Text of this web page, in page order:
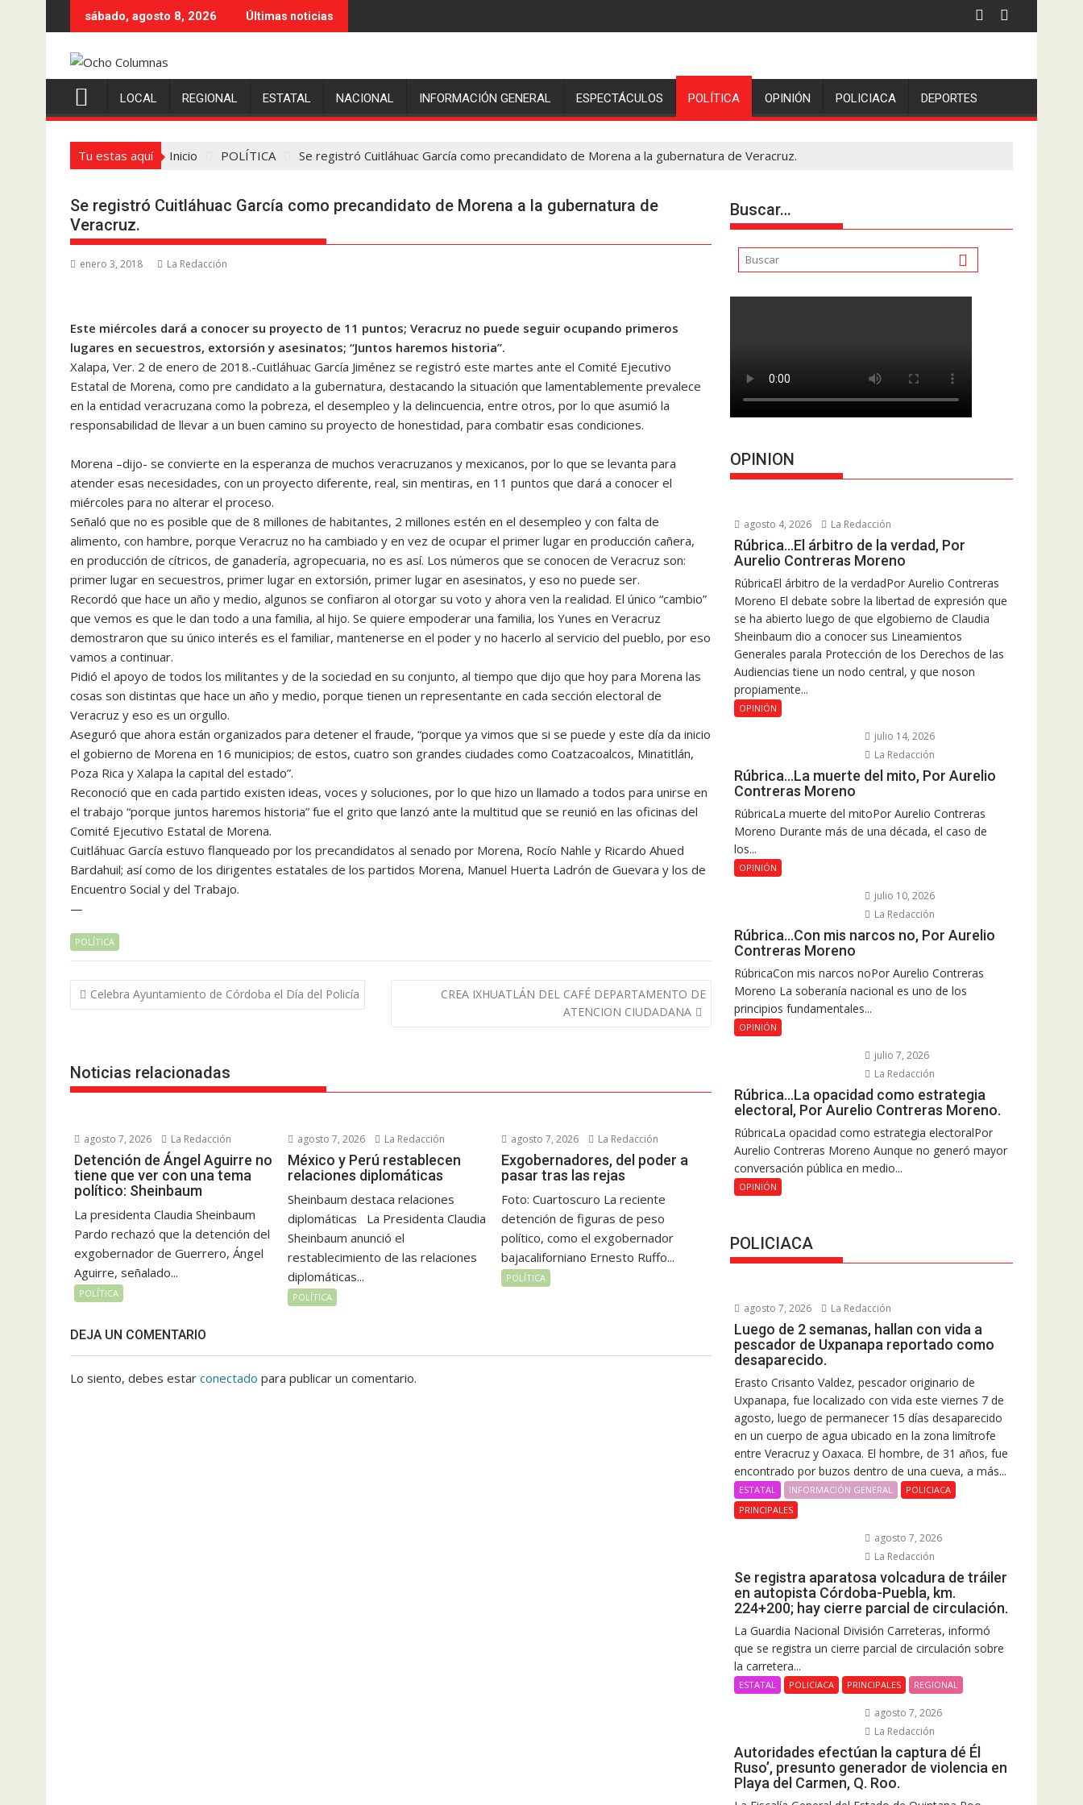
al
sábado, agosto 8, 2026 Últimas noticias
LOCAL REGIONAL ESTATAL NACIONAL INFORMACIÓN GENERAL ESPECTÁCULOS POLÍTICA OPINIÓN POLICIACA DEPORTES
Tu estas aquí Inicio POLÍTICA Se registró Cuitláhuac García como precandidato de Morena a la gubernatura de Veracruz.
Se registró Cuitláhuac García como precandidato de Morena a la gubernatura de
Veracruz.
enero 3, 2018 La Redacción
Este miércoles dará a conocer su proyecto de 11 puntos; Veracruz no puede seguir ocupando primeros
lugares en secuestros, extorsión y asesinatos; “Juntos haremos historia”.
Xalapa, Ver. 2 de enero de 2018.-Cuitláhuac García Jiménez se registró este martes ante el Comité Ejecutivo
Estatal de Morena, como pre candidato a la gubernatura, destacando la situación que lamentablemente prevalece
en la entidad veracruzana como la pobreza, el desempleo y la delincuencia, entre otros, por lo que asumió la
responsabilidad de llevar a un buen camino su proyecto de honestidad, para combatir esas condiciones.
Morena –dijo- se convierte en la esperanza de muchos veracruzanos y mexicanos, por lo que se levanta para
atender esas necesidades, con un proyecto diferente, real, sin mentiras, en 11 puntos que dará a conocer el
miércoles para no alterar el proceso.
Señaló que no es posible que de 8 millones de habitantes, 2 millones estén en el desempleo y con falta de
alimento, con hambre, porque Veracruz no ha cambiado y en vez de ocupar el primer lugar en producción cañera,
en producción de cítricos, de ganadería, agropecuaria, no es así. Los números que se conocen de Veracruz son:
primer lugar en secuestros, primer lugar en extorsión, primer lugar en asesinatos, y eso no puede ser.
Recordó que hace un año y medio, algunos se confiaron al otorgar su voto y ahora ven la realidad. El único “cambio”
que vemos es que le dan todo a una familia, al hijo. Se quiere empoderar una familia, los Yunes en Veracruz
demostraron que su único interés es el familiar, mantenerse en el poder y no hacerlo al servicio del pueblo, por eso
vamos a continuar.
Pidió el apoyo de todos los militantes y de la sociedad en su conjunto, al tiempo que dijo que hoy para Morena las
cosas son distintas que hace un año y medio, porque tienen un representante en cada sección electoral de
Veracruz y eso es un orgullo.
Aseguró que ahora están organizados para detener el fraude, “porque ya vimos que si se puede y este día da inicio
el gobierno de Morena en 16 municipios; de estos, cuatro son grandes ciudades como Coatzacoalcos, Minatitlán,
Poza Rica y Xalapa la capital del estado”.
Reconoció que en cada partido existen ideas, voces y soluciones, por lo que hizo un llamado a todos para unirse en
el trabajo “porque juntos haremos historia” fue el grito que lanzó ante la multitud que se reunió en las oficinas del
Comité Ejecutivo Estatal de Morena.
Cuitláhuac García estuvo flanqueado por los precandidatos al senado por Morena, Rocío Nahle y Ricardo Ahued
Bardahuil; así como de los dirigentes estatales de los partidos Morena, Manuel Huerta Ladrón de Guevara y los de
Encuentro Social y del Trabajo.
—
POLÍTICA
Navegación
de
Celebra Ayuntamiento de Córdoba el Día del Policía
CREA IXHUATLÁN DEL CAFÉ DEPARTAMENTO DE
ATENCION CIUDADANA
Noticias relacionadas
agosto 7, 2026 La Redacción
Detención de Ángel Aguirre no
tiene que ver con una tema
político: Sheinbaum
La presidenta Claudia Sheinbaum
Pardo rechazó que la detención del
exgobernador de Guerrero, Ángel
Aguirre, señalado...
POLÍTICA
agosto 7, 2026 La Redacción
México y Perú restablecen
relaciones diplomáticas
Sheinbaum destaca relaciones
diplomáticas La Presidenta Claudia
Sheinbaum anunció el
restablecimiento de las relaciones
diplomáticas...
POLÍTICA
agosto 7, 2026 La Redacción
Exgobernadores, del poder a
pasar tras las rejas
Foto: Cuartoscuro La reciente
detención de figuras de peso
político, como el exgobernador
bajacaliforniano Ernesto Ruffo...
POLÍTICA
DEJA UN COMENTARIO
Lo siento, debes estar conectado para publicar un comentario.
Buscar…
OPINION
agosto 4, 2026 La Redacción
Rúbrica…El árbitro de la verdad, Por
Aurelio Contreras Moreno
RúbricaEl árbitro de la verdadPor Aurelio Contreras
Moreno El debate sobre la libertad de expresión que
se ha abierto luego de que elgobierno de Claudia
Sheinbaum dio a conocer sus Lineamientos
Generales parala Protección de los Derechos de las
Audiencias tiene un nodo central, y que noson
propiamente...
OPINIÓN
julio 14, 2026
La Redacción
Rúbrica…La muerte del mito, Por Aurelio
Contreras Moreno
RúbricaLa muerte del mitoPor Aurelio Contreras
Moreno Durante más de una década, el caso de
los...
OPINIÓN
julio 10, 2026
La Redacción
Rúbrica…Con mis narcos no, Por Aurelio
Contreras Moreno
RúbricaCon mis narcos noPor Aurelio Contreras
Moreno La soberanía nacional es uno de los
principios fundamentales...
OPINIÓN
julio 7, 2026
La Redacción
Rúbrica…La opacidad como estrategia
electoral, Por Aurelio Contreras Moreno.
RúbricaLa opacidad como estrategia electoralPor
Aurelio Contreras Moreno Aunque no generó mayor
conversación pública en medio...
OPINIÓN
POLICIACA
agosto 7, 2026 La Redacción
Luego de 2 semanas, hallan con vida a
pescador de Uxpanapa reportado como
desaparecido.
Erasto Crisanto Valdez, pescador originario de
Uxpanapa, fue localizado con vida este viernes 7 de
agosto, luego de permanecer 15 días desaparecido
en un cuerpo de agua ubicado en la zona limítrofe
entre Veracruz y Oaxaca. El hombre, de 31 años, fue
encontrado por buzos dentro de una cueva, a más...
ESTATAL INFORMACIÓN GENERAL
POLICIACA
PRINCIPALES
agosto 7, 2026
La Redacción
Se registra aparatosa volcadura de tráiler
en autopista Córdoba-Puebla, km.
224+200; hay cierre parcial de circulación.
La Guardia Nacional División Carreteras, informó
que se registra un cierre parcial de circulación sobre
la carretera...
ESTATAL POLICIACA PRINCIPALES REGIONAL
agosto 7, 2026
La Redacción
Autoridades efectúan la captura dé Él
Ruso’, presunto generador de violencia en
Playa del Carmen, Q. Roo.